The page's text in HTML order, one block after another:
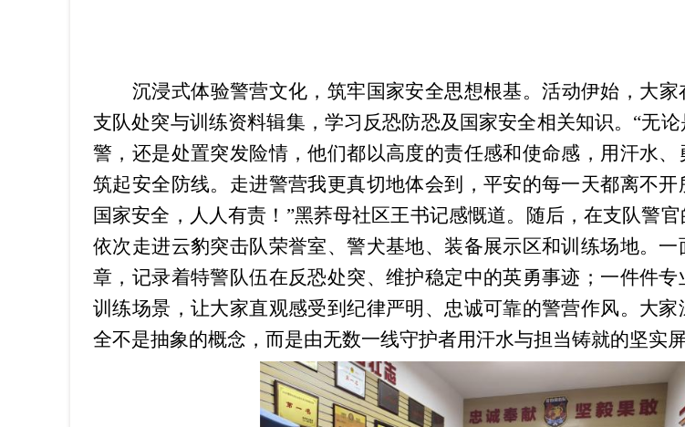
沉浸式体验警营文化，筑牢国家安全思想根基。活动伊始，大家
支队处突与训练资料辑集，学习反恐防恐及国家安全相关知识。 “无
警，还是处置突发险情，他们都以高度的责任感和使命感，用汗水
筑起安全防线。走进警营我更真切地体会到，平安的每一天都离不开
国家安全，人人有责！”黑荞母社区王书记感慨道。
随后，在支队警
依次走进云豹突击队荣誉室、警犬基地、装备展示区和训练场地。
章，记录着特警队伍在反恐处突、维护稳定中的英勇事迹；一件件
训练场景，让大家直观感受到纪律严明、忠诚可靠的警营作风。大
全不是抽象的概念，而是由无数一线守护者用汗水与担当铸就的坚实屏